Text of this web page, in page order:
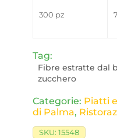
300 pz
Tag:
Fibre estratte dal
zucchero
Categorie: Piatti
di Palma,
SKU: 15548